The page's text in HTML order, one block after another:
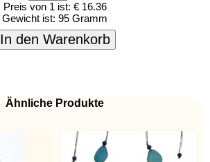
Preis von 1 ist: € 16.36
Gewicht ist: 95 Gramm
In den Warenkorb
Ähnliche Produkte